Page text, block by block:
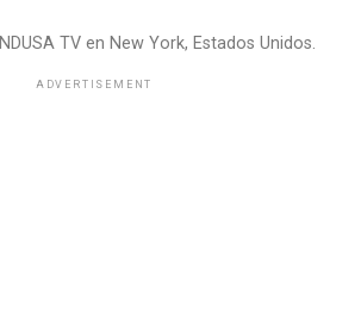
TV en New York, Estados Unidos.
ADVERTISEMENT